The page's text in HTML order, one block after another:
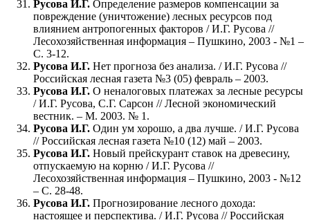
Русова И.Г. Определение размеров компенсации за
повреждение (уничтожение) лесных ресурсов под
влиянием антропогенных факторов / И.Г. Русова //
Лесохозяйственная информация – Пушкино, 2003 - №1 –
С. 3-12.
Русова И.Г. Нет прогноза без анализа. / И.Г. Русова //
Российская лесная газета №3 (05) февраль – 2003.
Русова И.Г. О неналоговых платежах за лесные ресурсы
/ И.Г. Русова, С.Г. Сарсон // Лесной экономический
вестник. – М. 2003. № 1.
Русова И.Г. Один ум хорошо, а два лучше. / И.Г. Русова
// Российская лесная газета №10 (12) май – 2003.
Русова И.Г. Новый прейскурант ставок на древесину,
отпускаемую на корню / И.Г. Русова //
Лесохозяйственная информация – Пушкино, 2003 - №12
– С. 28-48.
Русова И.Г. Прогнозирование лесного дохода:
настоящее и перспектива. / И.Г. Русова // Российская